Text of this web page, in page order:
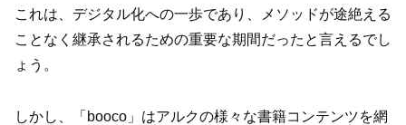
これは、デジタル化への一歩であり、メソッドが途絶える
ことなく継承されるための重要な期間だったと言えるでし
ょう。
しかし、「booco」はアルクの様々な書籍コンテンツを網